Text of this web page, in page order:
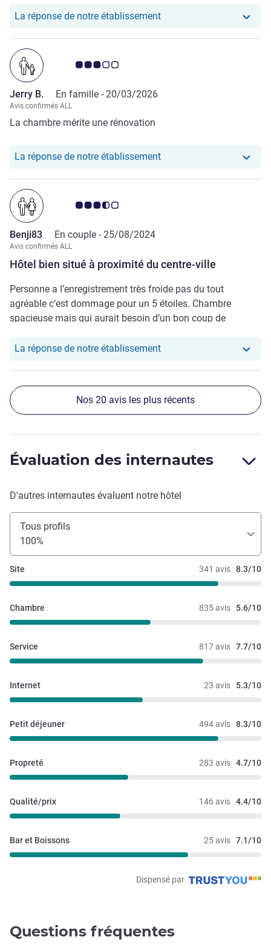
La réponse de notre établissementNotre hôtel a repondu au
Note Avis clients 3.0/5
Jerry B. En famille - 20/03/2026
Avis confirmés ALL
La chambre mérite une rénovation
La réponse de notre établissementNotre hôtel a repondu au
Hôtel bien situé à proximité du centre-ville
Note Avis clients 3.5/5
Benji83 En couple - 25/08/2024
Avis confirmés ALL
Personne a l’enregistrement très froide pas du tout
agréable c’est dommage pour un 5 étoiles. Chambre
spacieuse mais qui aurait besoin d’un bon coup de
bar super agréable et très serviable. Dommage que le
choix.
La réponse de notre établissementNotre hôtel a repondu au
Nos 20 avis les plus récents
Évaluation des internautes
D'autres internautes évaluent notre hôtel
Tous profils
100%
341 avis 8.3/10
Site
835 avis 5.6/10
Chambre
817 avis 7.7/10
Service
23 avis 5.3/10
Internet
494 avis 8.3/10
Petit déjeuner
283 avis 4.7/10
Propreté
146 avis 4.4/10
Qualité/prix
25 avis 7.1/10
Bar et Boissons
Dispensé par
Questions fréquentes